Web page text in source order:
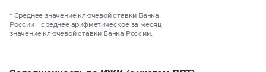
* Среднее значение ключевой ставки Банка
России –среднее арифметическое за месяц
значение ключевой ставки Банка России.